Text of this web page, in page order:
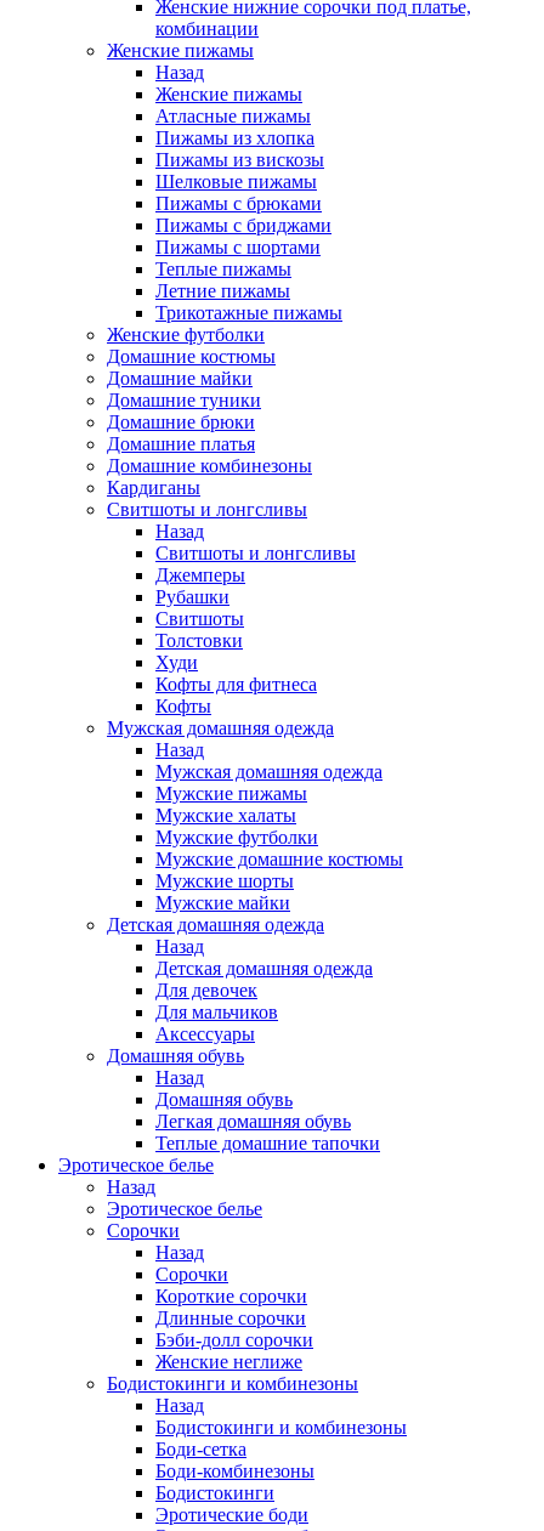
Женские нижние сорочки под платье,
комбинации
Женские пижамы
Назад
Женские пижамы
Атласные пижамы
Пижамы из хлопка
Пижамы из вискозы
Шелковые пижамы
Пижамы с брюками
Пижамы с бриджами
Пижамы с шортами
Теплые пижамы
Летние пижамы
Трикотажные пижамы
Женские футболки
Домашние костюмы
Домашние майки
Домашние туники
Домашние брюки
Домашние платья
Домашние комбинезоны
Кардиганы
Свитшоты и лонгсливы
Назад
Свитшоты и лонгсливы
Джемперы
Рубашки
Свитшоты
Толстовки
Худи
Кофты для фитнеса
Кофты
Мужская домашняя одежда
Назад
Мужская домашняя одежда
Мужские пижамы
Мужские халаты
Мужские футболки
Мужские домашние костюмы
Мужские шорты
Мужские майки
Детская домашняя одежда
Назад
Детская домашняя одежда
Для девочек
Для мальчиков
Аксессуары
Домашняя обувь
Назад
Домашняя обувь
Легкая домашняя обувь
Теплые домашние тапочки
Эротическое белье
Назад
Эротическое белье
Сорочки
Назад
Сорочки
Короткие сорочки
Длинные сорочки
Бэби-долл сорочки
Женские неглиже
Бодистокинги и комбинезоны
Назад
Бодистокинги и комбинезоны
Боди-сетка
Боди-комбинезоны
Бодистокинги
Эротические боди